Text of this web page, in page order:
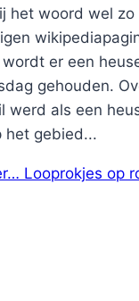
het woord wel
er een
gehouden.
werd als een
het gebied...
Looprokjes op